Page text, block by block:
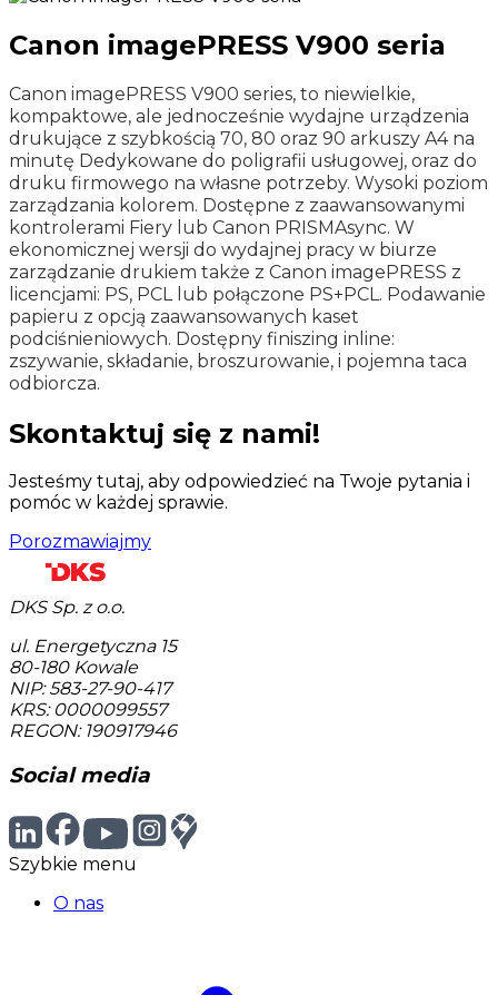
Canon imagePRESS V900 seria
Canon imagePRESS V900 series, to niewielkie,
kompaktowe, ale jednocześnie wydajne urządzenia
drukujące z szybkością 70, 80 oraz 90 arkuszy A4 na
minutę Dedykowane do poligrafii usługowej, oraz do
druku firmowego na własne potrzeby. Wysoki poziom
zarządzania kolorem. Dostępne z zaawansowanymi
kontrolerami Fiery lub Canon PRISMAsync. W
ekonomicznej wersji do wydajnej pracy w biurze
zarządzanie drukiem także z Canon imagePRESS z
licencjami: PS, PCL lub połączone PS+PCL. Podawanie
papieru z opcją zaawansowanych kaset
podciśnieniowych. Dostępny finiszing inline:
zszywanie, składanie, broszurowanie, i pojemna taca
odbiorcza.
Skontaktuj się z nami!
Jesteśmy tutaj, aby odpowiedzieć na Twoje pytania i
pomóc w każdej sprawie.
Porozmawiajmy
DKS Sp. z o.o.
ul. Energetyczna 15
80-180 Kowale
NIP: 583-27-90-417
KRS: 0000099557
REGON: 190917946
Social media
Szybkie menu
O nas